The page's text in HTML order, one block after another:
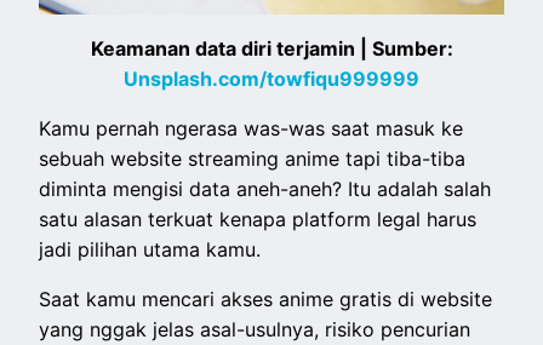
Keamanan data diri terjamin | Sumber:
Unsplash.com/towfiqu999999
Kamu pernah ngerasa was-was saat masuk ke
sebuah website streaming anime tapi tiba-tiba
diminta mengisi data aneh-aneh? Itu adalah salah
satu alasan terkuat kenapa platform legal harus
jadi pilihan utama kamu.
Saat kamu mencari akses anime gratis di website
yang nggak jelas asal-usulnya, risiko pencurian